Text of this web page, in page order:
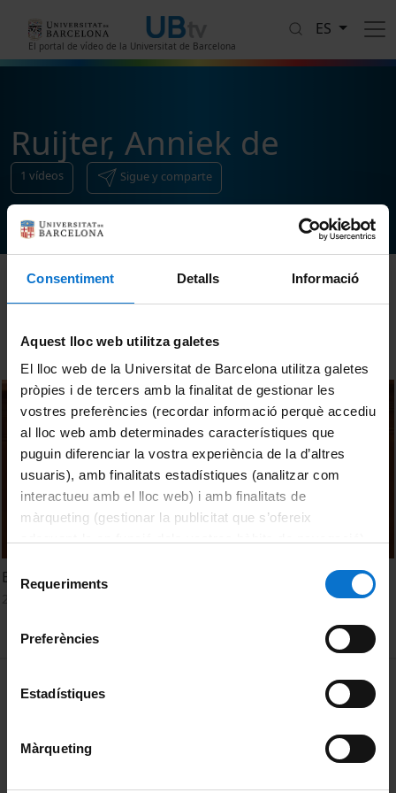
Consentiment Detalls Informació
Aquest lloc web utilitza galetes
El lloc web de la Universitat de Barcelona utilitza galetes
pròpies i de tercers amb la finalitat de gestionar les
vostres preferències (recordar informació perquè accediu
al lloc web amb determinades característiques que
puguin diferenciar la vostra experiència de la d’altres
usuaris), amb finalitats estadístiques (analitzar com
interactueu amb el lloc web) i amb finalitats de
màrqueting (gestionar la publicitat que s’ofereix
consultar laPolítica de galetes del lloc web de la
de Requeriments
Preferències
Estadístiques
Màrqueting
El portal de vídeo de la Universitat de Barcelona
ES
Ruijter, Anniek de
1 vídeos Sigue y comparte
Ordenar
Equitable Access to Health. Panel discussion
MENÚ PEU 1
Política de Cookies
Privacidad y términos